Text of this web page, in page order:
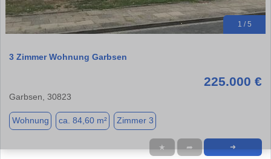
1 / 5
3 Zimmer Wohnung Garbsen
225.000 €
Garbsen, 30823
Wohnung ca. 84,60 m² Zimmer 3
★ ➦ ➜